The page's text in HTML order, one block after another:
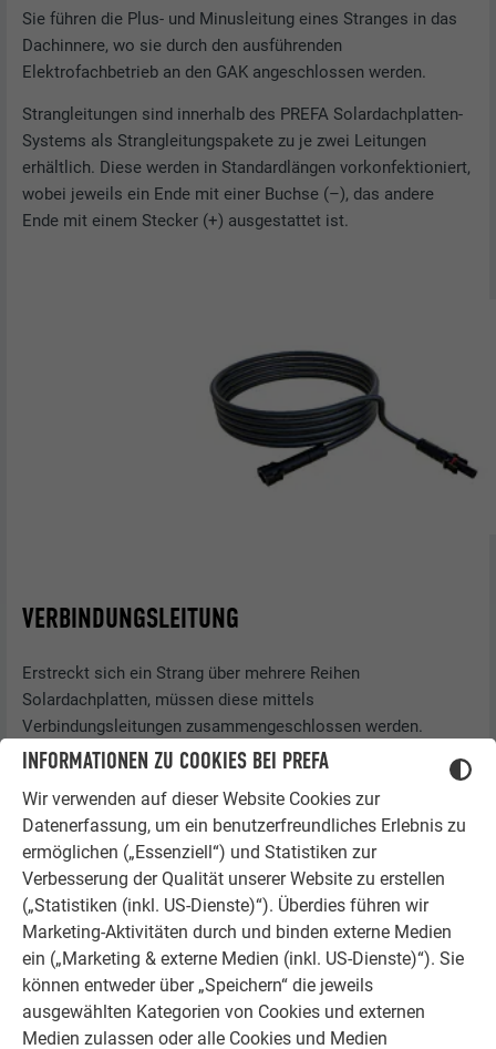
INFORMATIONEN ZU COOKIES BEI PREFA
Wir verwenden auf dieser Website Cookies zur
Datenerfassung, um ein benutzerfreundliches Erlebnis zu
ermöglichen („Essenziell“) und Statistiken zur
Verbesserung der Qualität unserer Website zu erstellen
(„Statistiken (inkl. US-Dienste)“). Überdies führen wir
Marketing-Aktivitäten durch und binden externe Medien
ein („Marketing & externe Medien (inkl. US-Dienste)“). Sie
können entweder über „Speichern“ die jeweils
ausgewählten Kategorien von Cookies und externen
Medien zulassen oder alle Cookies und Medien
Sie führen die Plus- und Minusleitung eines Stranges in das
Dachinnere, wo sie durch den ausführenden
Elektrofachbetrieb an den GAK angeschlossen werden.
Strangleitungen sind innerhalb des PREFA Solardachplatten-
Systems als Strangleitungspakete zu je zwei Leitungen
erhältlich. Diese werden in Standardlängen vorkonfektioniert,
wobei jeweils ein Ende mit einer Buchse (–), das andere
Ende mit einem Stecker (+) ausgestattet ist.
VERBINDUNGSLEITUNG
Erstreckt sich ein Strang über mehrere Reihen
Solardachplatten, müssen diese mittels
Verbindungsleitungen zusammengeschlossen werden.
Diese Leitungen werden projektbezogen gefertigt und sind
mittels fortlaufender Nummerierung zugeordnet. Die
Kabelenden sind jeweils mit PV-Stecker und PV-Buchse
ausgestattet.
Entnehmen Sie die entsprechende Position dem Verlegeplan.